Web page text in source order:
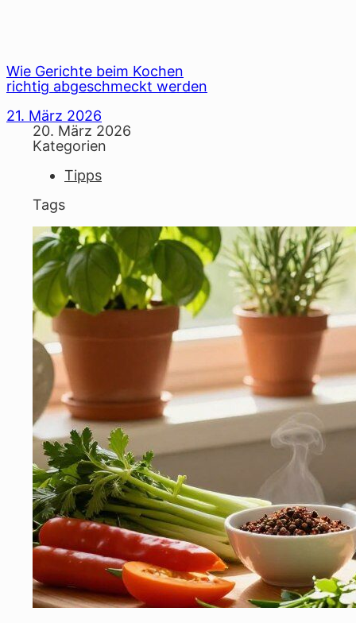
Wie Gerichte beim Kochen
richtig abgeschmeckt werden
21. März 2026
20. März 2026
Kategorien
Tipps
Tags